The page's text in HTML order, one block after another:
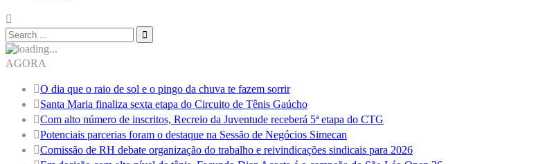
AGORA
O dia que o raio de sol e o pingo da chuva te fazem sorrir
Santa Maria finaliza sexta etapa do Circuito de Tênis Gaúcho
Com alto número de inscritos, Recreio da Juventude receberá 5ª etapa do CTG
Potenciais parcerias foram o destaque na Sessão de Negócios Simecan
Comissão de RH debate organização do trabalho e reivindicações sindicais para 2026